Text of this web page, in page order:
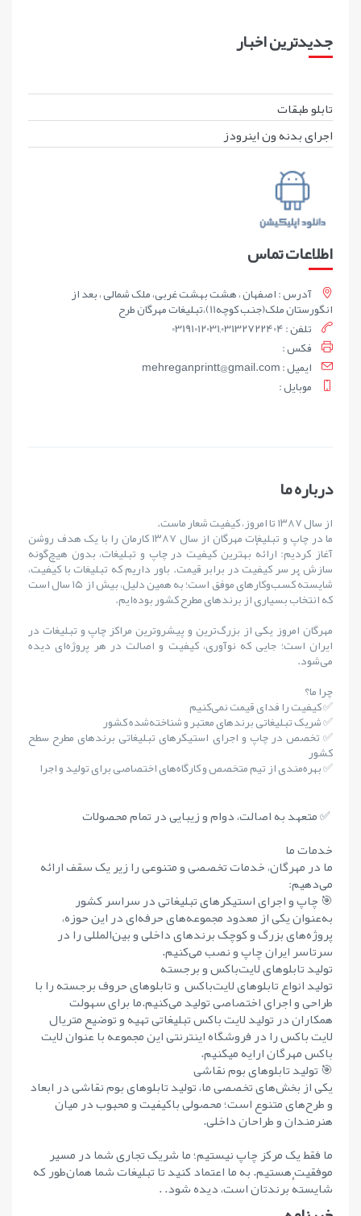
جدیدترین اخبار
تابلو طبقات
اجرای بدنه ون اینرودز
اطلاعات تماس
آدرس : اصفهان ، هشت بهشت غربی، ملک شمالی ، بعد از
انگورستان ملک(جنب کوچه11)،تبلیغات مهرگان طرح
تلفن : 03191012031,03132722404
فکس :
ايميل : mehreganprintt@gmail.com
موبايل :
درباره ما
از سال ۱۳۸۷ تا امروز، کیفیت شعار ماست.
ما در چاپ و تبلیغات مهرگان از سال ۱۳۸۷ کارمان را با یک هدف روشن
آغاز کردیم: ارائهٔ بهترین کیفیت در چاپ و تبلیغات، بدون هیچ‌گونه
سازش بر سر کیفیت در برابر قیمت. باور داریم که تبلیغات با کیفیت،
شایستهٔ کسب‌وکارهای موفق است؛ به همین دلیل، بیش از ۱۵ سال است
که انتخاب بسیاری از برندهای مطرح کشور بوده‌ایم.
مهرگان امروز یکی از بزرگ‌ترین و پیشروترین مراکز چاپ و تبلیغات در
ایران است؛ جایی که نوآوری، کیفیت و اصالت در هر پروژه‌ای دیده
می‌شود.
چرا ما؟
✅ کیفیت را فدای قیمت نمی‌کنیم
✅ شریک تبلیغاتی برندهای معتبر و شناخته‌شده کشور
✅ تخصص در چاپ و اجرای استیکرهای تبلیغاتی برندهای مطرح سطح
کشور
✅ بهره‌مندی از تیم متخصص و کارگاه‌های اختصاصی برای تولید و اجرا
✅ متعهد به اصالت، دوام و زیبایی در تمام محصولات
خدمات ما
ما در مهرگان، خدمات تخصصی و متنوعی را زیر یک سقف ارائه
می‌دهیم:
🎯 چاپ و اجرای استیکرهای تبلیغاتی در سراسر کشور
به‌عنوان یکی از معدود مجموعه‌های حرفه‌ای در این حوزه،
پروژه‌های بزرگ و کوچک برندهای داخلی و بین‌المللی را در
سرتاسر ایران چاپ و نصب می‌کنیم.
تولید تابلوهای لایت‌باکس و برجسته
تولید انواع تابلوهای لایت‌باکس و تابلوهای حروف برجسته را با
طراحی و اجرای اختصاصی تولید می‌کنیم.ما برای سهولت
همکاران در تولید لایت باکس تبلیغاتی تهیه و توضیع متریال
لایت باکس را در فروشگاه اینترنتی این مجموعه با عنوان لایت
باکس مهرگان ارایه میکنیم.
🎯 تولید تابلوهای بوم نقاشی
یکی از بخش‌های تخصصی ما، تولید تابلوهای بوم نقاشی در ابعاد
و طرح‌های متنوع است؛ محصولی باکیفیت و محبوب در میان
هنرمندان و طراحان داخلی.
ما فقط یک مرکز چاپ نیستیم؛ ما شریک تجاری شما در مسیر
موفقیت هستیم. به ما اعتماد کنید تا تبلیغات شما همان‌طور که
شایستهٔ برندتان است، دیده شود. .